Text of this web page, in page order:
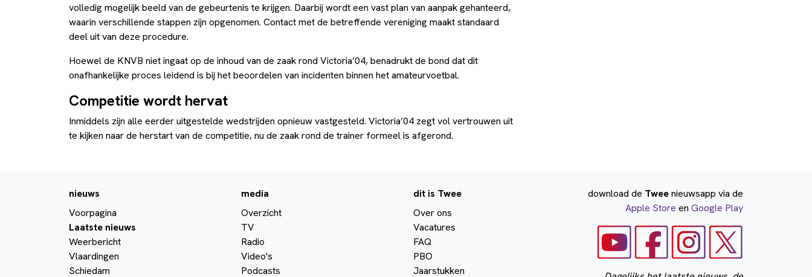
volledig mogelijk beeld van de gebeurtenis te krijgen. Daarbij wordt een vast plan van aanpak gehanteerd,
waarin verschillende stappen zijn opgenomen. Contact met de betreffende vereniging maakt standaard
deel uit van deze procedure.
Hoewel de KNVB niet ingaat op de inhoud van de zaak rond Victoria’04, benadrukt de bond dat dit
onafhankelijke proces leidend is bij het beoordelen van incidenten binnen het amateurvoetbal.
Competitie wordt hervat
Inmiddels zijn alle eerder uitgestelde wedstrijden opnieuw vastgesteld. Victoria’04 zegt vol vertrouwen uit
te kijken naar de herstart van de competitie, nu de zaak rond de trainer formeel is afgerond.
nieuws
Voorpagina
Laatste nieuws
Weerbericht
Vlaardingen
Schiedam
media
Overzicht
TV
Radio
Video's
Podcasts
dit is Twee
Over ons
Vacatures
FAQ
PBO
Jaarstukken
download de Tweenieuwsapp via de
Apple Store en Google Play